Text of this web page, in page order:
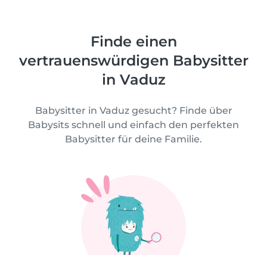
Finde einen
vertrauenswürdigen Babysitter
in Vaduz
Babysitter in Vaduz gesucht? Finde über
Babysits schnell und einfach den perfekten
Babysitter für deine Familie.